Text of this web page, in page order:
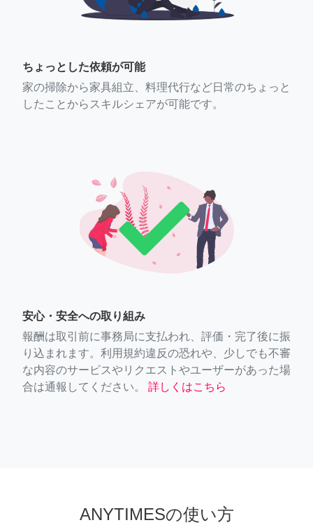
ちょっとした依頼が可能
家の掃除から家具組立、料理代行など日常のちょっと
したことからスキルシェアが可能です。
安心・安全への取り組み
報酬は取引前に事務局に支払われ、評価・完了後に振
り込まれます。利用規約違反の恐れや、少しでも不審
な内容のサービスやリクエストやユーザーがあった場
合は通報してください。
詳しくはこちら
ANYTIMESの使い方